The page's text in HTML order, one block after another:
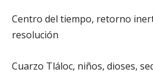
Centro del tiempo, retorno
resolución
Cuarzo Tláloc, niños, dioses,